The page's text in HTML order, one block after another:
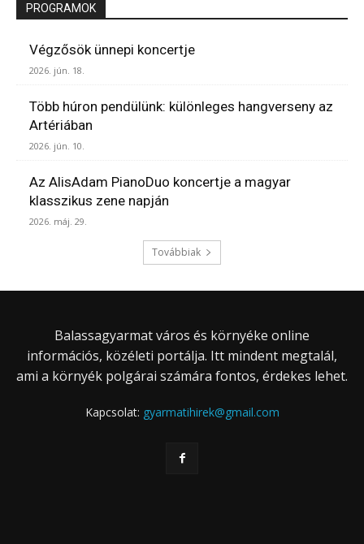
PROGRAMOK
Végzősök ünnepi koncertje
2026. jún. 18.
Több húron pendülünk: különleges hangverseny az
Artériában
2026. jún. 10.
Az AlisAdam PianoDuo koncertje a magyar
klasszikus zene napján
2026. máj. 29.
Továbbiak
Balassagyarmat város és környéke online
információs, közéleti portálja. Itt mindent megtalál,
ami a környék polgárai számára fontos, érdekes lehet.
Kapcsolat: gyarmatihirek@gmail.com